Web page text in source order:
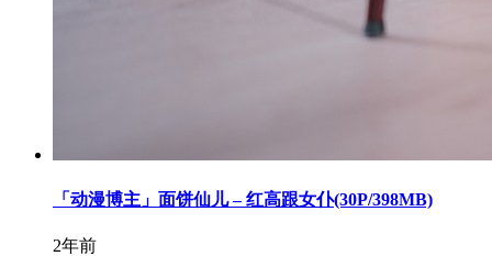
「动漫博主」面饼仙儿 – 红高跟女仆(30P/398MB)
2年前